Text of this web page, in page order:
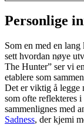
Personlige
Som en med en
sett hvordan nøye
The Hunter” ser vi
etablere som
Det er viktig å legge
som ofte reflekteres
sammenlignes med
Sadness, der kjemi